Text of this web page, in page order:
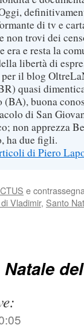
di tv e
non trovi dei
era e resta la
libertà di
il blog
quasi
buona
di San
non apprezza
ha due figli.
di Piero
e
Vladimir, Santo